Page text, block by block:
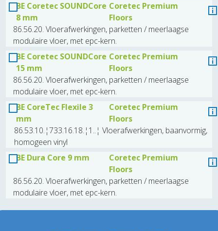
BE Coretec SOUNDCore
8 mm
Coretec Premium
Floors
86.56.20. Vloerafwerkingen, parketten / meerlaagse
modulaire vloer, met epc-kern.
BE Coretec SOUNDCore
15 mm
Coretec Premium
Floors
86.56.20. Vloerafwerkingen, parketten / meerlaagse
modulaire vloer, met epc-kern.
BE CoreTec Flexile 3
mm
Coretec Premium
Floors
86.53.10.¦733.16.18.¦1..¦ Vloerafwerkingen, baanvormig,
homogeen vinyl
BE Dura Core 9 mm
Coretec Premium
Floors
86.56.20. Vloerafwerkingen, parketten / meerlaagse
modulaire vloer, met epc-kern.